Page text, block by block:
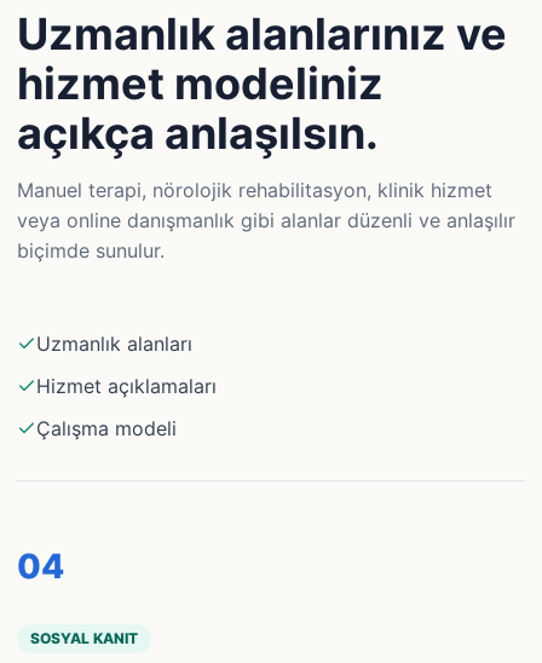
Uzmanlık alanlarınız ve
hizmet modeliniz
açıkça anlaşılsın.
Manuel terapi, nörolojik rehabilitasyon, klinik hizmet
veya online danışmanlık gibi alanlar düzenli ve anlaşılır
biçimde sunulur.
Uzmanlık alanları
Hizmet açıklamaları
Çalışma modeli
04
SOSYAL KANIT